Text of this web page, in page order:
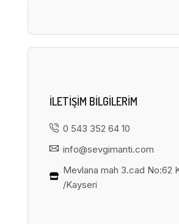
ILETIŞIM BILGILERIM
0 543 352 64 10
info@sevgimanti.com
Mevlana mah 3.cad No:62
/Kayseri